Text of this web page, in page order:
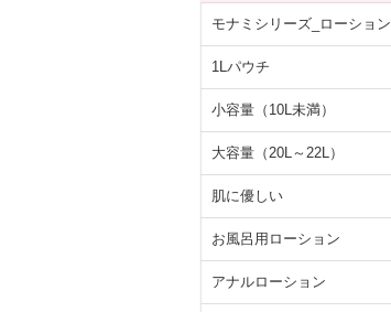
モナミシリーズ_ローション
1Lパウチ
小容量（10L未満）
大容量（20L～22L）
肌に優しい
お風呂用ローション
アナルローション